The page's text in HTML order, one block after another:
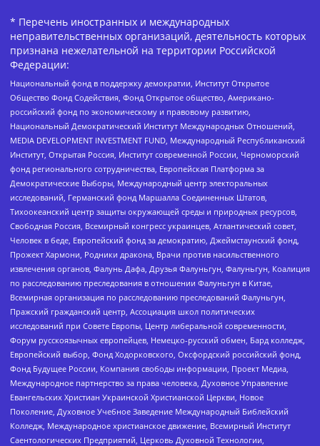
* Перечень иностранных и международных
неправительственных организаций, деятельность которых
признана нежелательной на территории Российской
Федерации:
Национальный фонд в поддержку демократии, Институт Открытое
Общество Фонд Содействия, Фонд Открытое общество, Американо-
российский фонд по экономическому и правовому развитию,
Национальный Демократический Институт Международных Отношений,
MEDIA DEVELOPMENT INVESTMENT FUND, Международный Республиканский
Институт, Открытая Россия, Институт современной России, Черноморский
фонд регионального сотрудничества, Европейская Платформа за
Демократические Выборы, Международный центр электоральных
исследований, Германский фонд Маршалла Соединенных Штатов,
Тихоокеанский центр защиты окружающей среды и природных ресурсов,
Свободная Россия, Всемирный конгресс украинцев, Атлантический совет,
Человек в беде, Европейский фонд за демократию, Джеймстаунский фонд,
Прожект Хармони, Родники дракона, Врачи против насильственного
извлечения органов, Фалунь Дафа, Друзья Фалуньгун, Фалуньгун, Коалиция
по расследованию преследования в отношении Фалуньгун в Китае,
Всемирная организация по расследованию преследований Фалуньгун,
Пражский гражданский центр, Ассоциация школ политических
исследований при Совете Европы, Центр либеральной современности,
Форум русскоязычных европейцев, Немецко-русский обмен, Бард колледж,
Европейский выбор, Фонд Ходорковского, Оксфордский российский фонд,
Фонд Будущее России, Компания свободы информации, Проект Медиа,
Международное партнерство за права человека, Духовное Управление
Евангельских Христиан Украинской Христианской Церкви, Новое
Поколение, Духовное Учебное Заведение Международный Библейский
Колледж, Международное христианское движение, Всемирный Институт
Саентологических Предприятий, Церковь Духовной Технологии,